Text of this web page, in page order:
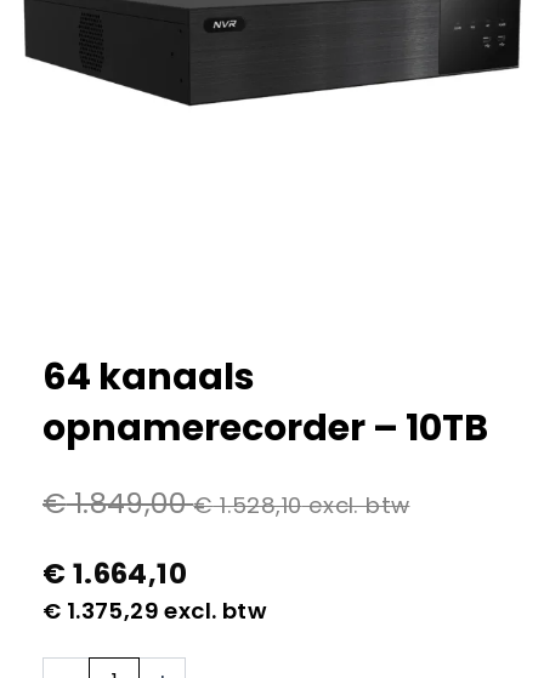
64 kanaals
opnamerecorder – 10TB
€1.849,00 €1.528,10excl. btw
€ 1.664,10
€ 1.375,29 excl. btw